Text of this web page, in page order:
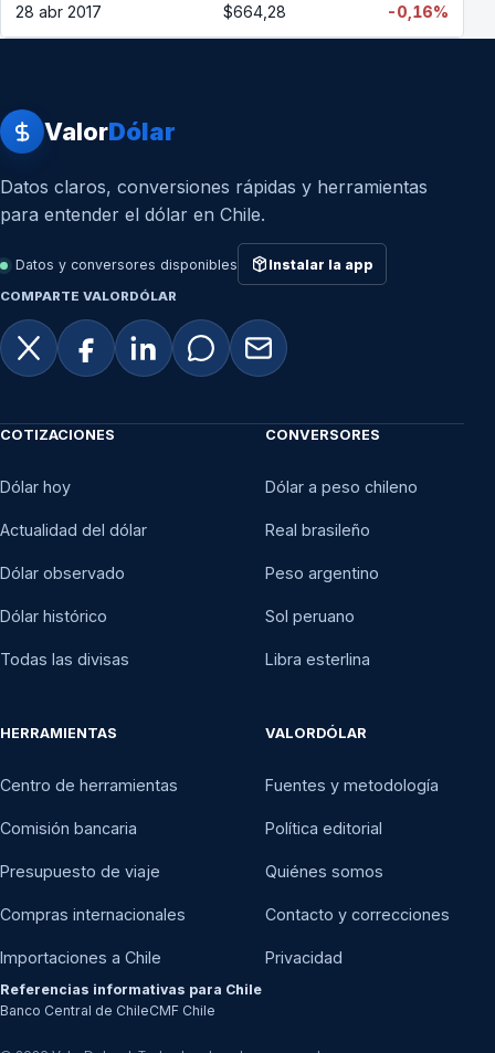
28 abr 2017 $664,28 -0,16%
ValorDólar
Datos claros, conversiones rápidas y herramientas
para entender el dólar en Chile.
Datos y conversores disponibles Instalar la app
COMPARTE VALORDÓLAR
COTIZACIONES
Dólar hoy
Actualidad del dólar
Dólar observado
Dólar histórico
Todas las divisas
CONVERSORES
Dólar a peso chileno
Real brasileño
Peso argentino
Sol peruano
Libra esterlina
HERRAMIENTAS
Centro de herramientas
Comisión bancaria
Presupuesto de viaje
Compras internacionales
Importaciones a Chile
VALORDÓLAR
Fuentes y metodología
Política editorial
Quiénes somos
Contacto y correcciones
Privacidad
Referencias informativas para Chile
Banco Central de ChileCMF Chile